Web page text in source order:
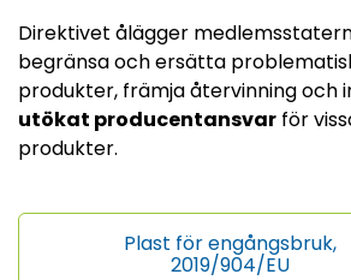
Direktivet ålägger
begränsa och ersätta
produkter, främja återvinning och
utökat producentansvar för
produkter.
Plast för engångsbruk,
2019/904/EU